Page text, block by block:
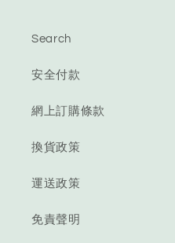
Search
安全付款
網上訂購條款
換貨政策
運送政策
免責聲明